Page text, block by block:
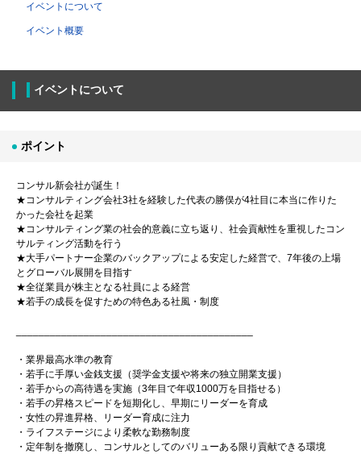
イベントについて
イベント概要
イベントについて
ポイント
コンサル新会社が誕生！
★コンサルティング会社3社を経験した代表の勝俣が4社目に本当に作りた
かった会社を起業
★コンサルティング業の社会的意義に立ち返り、社会貢献性を重視したコン
サルティング活動を行う
★大手パートナー企業のバックアップによる安定した経営で、7年後の上場
とグローバル展開を目指す
★全従業員が株主となる社員による経営
★若手の成長を促すための特色ある社風・制度
・業界最高水準の教育
・若手に手厚い金銭支援（奨学金支援や将来の独立開業支援）
・若手からの高待遇を実施（3年目で年収1000万を目指せる）
・若手の昇格スピードを短期化し、早期にリーダーを育成
・女性の昇進昇格、リーダー育成に注力
・ライフステージにより柔軟な勤務制度
・定年制を撤廃し、コンサルとしてのバリューある限り貢献できる環境